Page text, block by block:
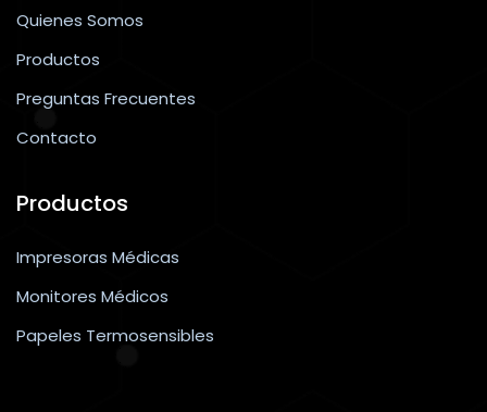
Quienes Somos
Productos
Preguntas Frecuentes
Contacto
Productos
Impresoras Médicas
Monitores Médicos
Papeles Termosensibles